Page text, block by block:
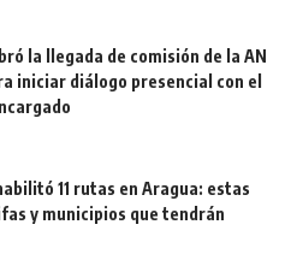
la llegada de comisión de la AN
iniciar diálogo presencial con el
11 rutas en Aragua: estas
y municipios que tendrán